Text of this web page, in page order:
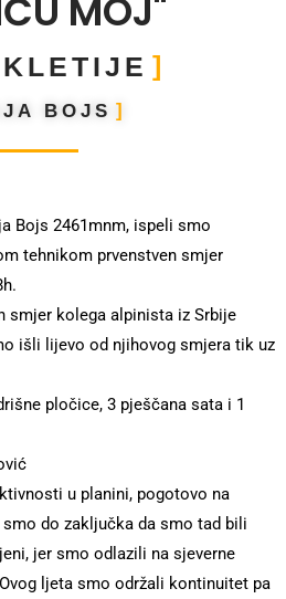
MOJ"
BOJS
Bojs 2461mnm, ispeli smo
tehnikom prvenstven smjer
smjer kolega alpinista iz Srbije
išli lijevo od njihovog smjera tik uz
pločice, 3 pješčana sata i 1
u planini, pogotovo na
do zaključka da smo tad bili
jer smo odlazili na sjeverne
ljeta smo održali kontinuitet pa